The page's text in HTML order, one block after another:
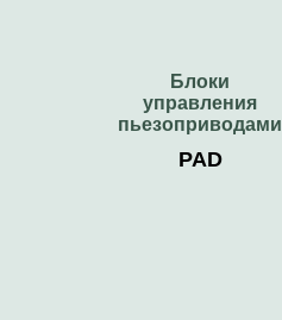
Блоки
управления
пьезоприводами
PAD